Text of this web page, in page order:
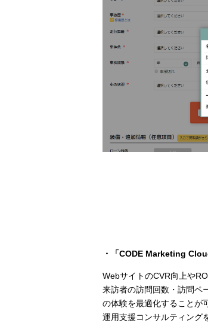
・「CODE Marketing
WebサイトのCVR向上や
来訪者の訪問回数・訪問ペ
の体験を最適化することが
運用支援コンサルティング